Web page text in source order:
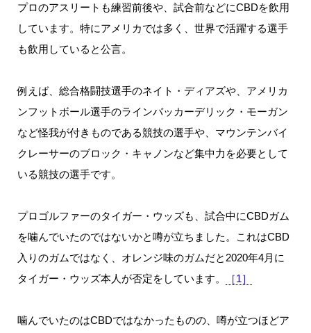
プロのアスリートも練習前後や、試合前などにCBDを飲用
しています。特にアメリカでは多く、世界で活躍する選手
も飲用していると公言。
例えば、総合格闘技選手のネイト・ディアズや、アメリカ
ンフットボール選手のラインバッカーデリック・モーガン
など怪我が付きものである競技の選手や、マウンテンバイ
クレーサーのブロック・キャノンなど集中力を必要として
いる競技の選手です。
プロゴルファーのタイガー・ウッズも、試合中にCBDガム
を噛んでいたのではないかと噂が立ちました。これはCBD
入りのガムではなく、オレンジ味のガムだと2020年4月に
タイガー・ウッズ本人が否定をしています。
［1］
噛んでいたのはCBDではなかったものの、噂が立つほどア